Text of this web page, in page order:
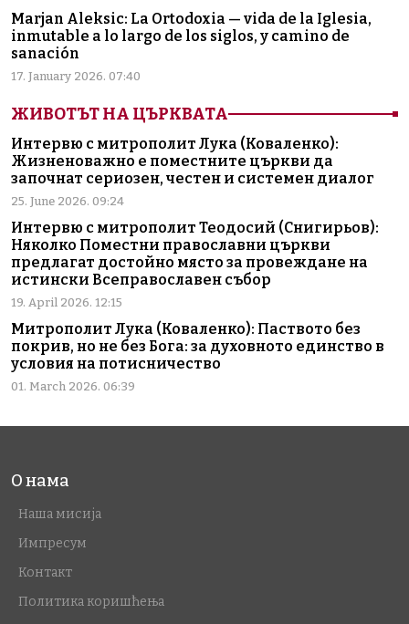
Marjan Aleksic: La Ortodoxia — vida de la Iglesia,
inmutable a lo largo de los siglos, y camino de
sanación
17. January 2026. 07:40
ЖИВОТЪТ НА ЦЪРКВАТА
Интервю с митрополит Лука (Коваленко):
Жизненоважно е поместните църкви да
започнат сериозен, честен и системен диалог
25. June 2026. 09:24
Интервю с митрополит Теодосий (Снигирьов):
Няколко Поместни православни църкви
предлагат достойно място за провеждане на
истински Всеправославен събор
19. April 2026. 12:15
Митрополит Лука (Коваленко): Паството без
покрив, но не без Бога: за духовното единство в
условия на потисничество
01. March 2026. 06:39
О нама
Наша мисија
Импресум
Контакт
Политика коришћења